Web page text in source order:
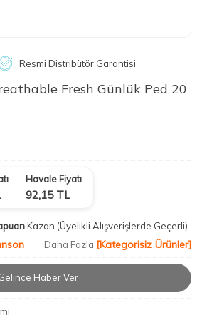
Resmi Distribütör Garantisi
Fresh Günlük Ped 20
Havale Fiyatı
92,15TL
Kazan (Üyelikli Alışverişlerde Geçerli)
Daha Fazla [Kategorisiz Ürünler]
Haber Ver